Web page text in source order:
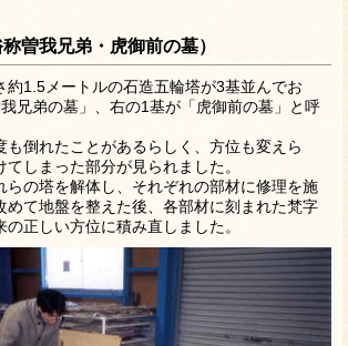
曽我兄弟・虎御前の墓）
約1.5メートルの石造五輪塔が3基並んでお
兄弟の墓」、右の1基が「虎御前の墓」と呼
も倒れたことがあるらしく、方位も変えら
しまった部分が見られました。
らの塔を解体し、それぞれの部材に修理を施
めて地盤を整えた後、各部材に刻まれた梵字
正しい方位に積み直しました。